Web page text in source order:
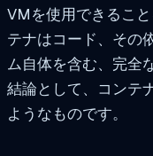
VMを使用できるこ
テナはコード、その
ム自体を含む、完全
結論として、コンテ
ようなものです。